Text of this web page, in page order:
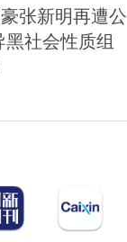
张新明再遭公
社会性质组